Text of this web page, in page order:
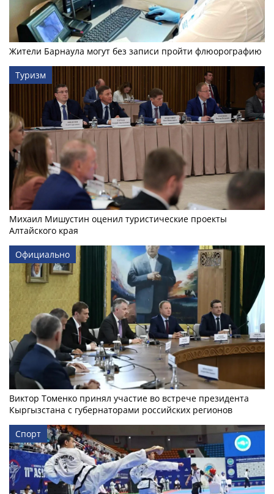
Жители Барнаула могут без записи пройти флюорографию
Туризм
Михаил Мишустин оценил туристические проекты
Алтайского края
Официально
Виктор Томенко принял участие во встрече президента
Кыргызстана с губернаторами российских регионов
Спорт